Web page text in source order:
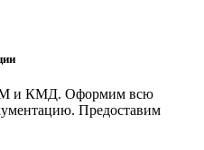
КМ и КМД. Оформим всю
Предоставим